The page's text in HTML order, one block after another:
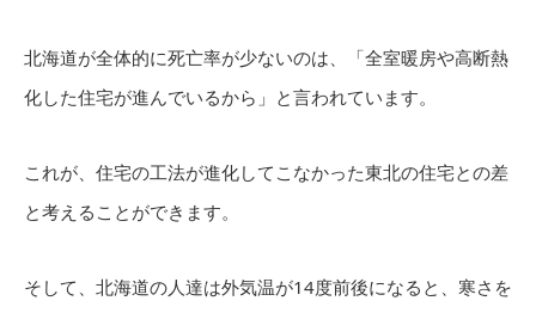
北海道が全体的に死亡率が少ないのは、「全室暖房や高断熱
化した住宅が進んでいるから」と言われています。
これが、住宅の工法が進化してこなかった東北の住宅との差
と考えることができます。
そして、北海道の人達は外気温が14度前後になると、寒さを